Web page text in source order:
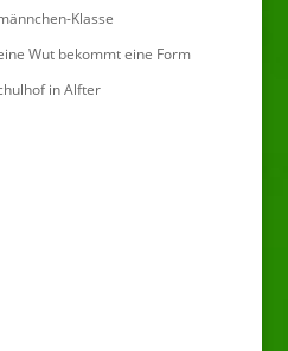
Klasse
Wut bekommt eine Form
in Alfter